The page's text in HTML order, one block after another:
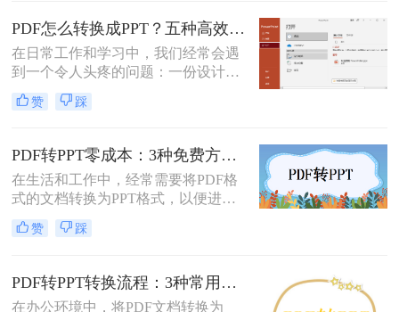
工”的泥潭——这不是能力问题，而
是工具选择的致命陷阱。那么怎么在
电脑上把pdf转换成ppt呢？作为深耕
电脑办公软件测评8年的博主，我亲
测30+工具，今天聚焦精准高效的转
换方案，帮你避开99%的坑。拒绝低
PDF怎么转换成PPT？五种高效方法，适用不同场景全解析！
在日常工作和学习中，我们经常会遇
到一个令人头疼的问题：一份设计精
美、内容详实的PDF文档，需要被转
换为可编辑、可演示的
修改内容、调整逻辑，或是直接用于
会议汇报。然而，由于PDF格式本身
是为了稳定显示而非编辑而设计的，
这项转换工作常常伴随着格式错乱、
排版混乱、图片丢失等“车祸现场”。
赞 踩
PDF转PPT零成本：3种免费方案的实际效果和隐藏限制！
在生活和工作中，经常需要将PDF格
式的文档转换为PPT格式，以便进行
演示和讲解。然而，一些专业的PDF
转PPT软件可能需要付费购买。那么
介绍三种不需要花钱就能将PDF转换
成PPT的方法。
赞 踩
PDF转PPT转换流程：3种常用方法的速度和精度对比！
在办公环境中，将PDF文档转换为